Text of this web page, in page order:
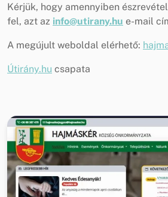
Kérjük, hogy amennyiben
fel, azt az info@utirany.hu e-mail
A megújult weboldal elérhető:
Útirány.hu csapata